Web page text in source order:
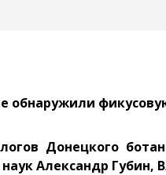
обнаружили
Донецкого
наук Александр